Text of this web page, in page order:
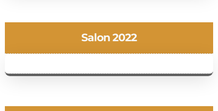
Salon 2022